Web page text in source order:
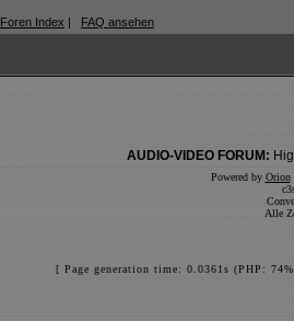
Foren Index | FAQ ansehen
AUDIO-VIDEO FORUM:
Powered by Orion
Alle
[ Page generation time: 0.0361s (PHP: